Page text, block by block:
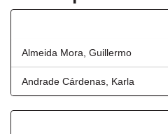
Almeida Mora, Guillermo
Andrade Cárdenas, Karla